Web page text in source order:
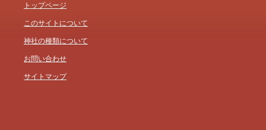
トップページ
このサイトについて
神社の種類について
お問い合わせ
サイトマップ